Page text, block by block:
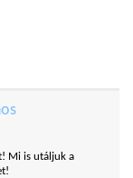
Mi is utáljuk a